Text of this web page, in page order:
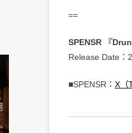
==
SPENSR 『
Release Date：
■SPENSR： X（